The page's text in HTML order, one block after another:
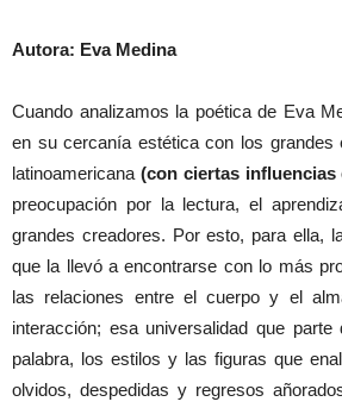
Autora: Eva Medina
Cuando analizamos la poética de Eva
en su cercanía estética con los grandes
latinoamericana (con ciertas influencias
preocupación por la lectura, el
grandes creadores. Por esto, para ella,
que la llevó a encontrarse con lo más
las relaciones entre el cuerpo y el
interacción; esa universalidad que
palabra, los estilos y las figuras que
olvidos, despedidas y regresos